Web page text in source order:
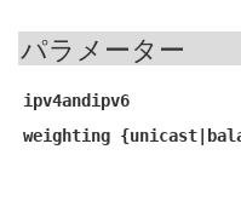
パラメーター
ipv4andipv6
weighting